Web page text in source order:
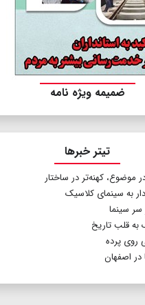
ضمیمه ویژه نامه
تیتر خبرها
موضوع، کهنه‌تر در ساختار
به سینمای کلاسیک
سر سینما
قلب تاریخ
روی پرده
اصفهان